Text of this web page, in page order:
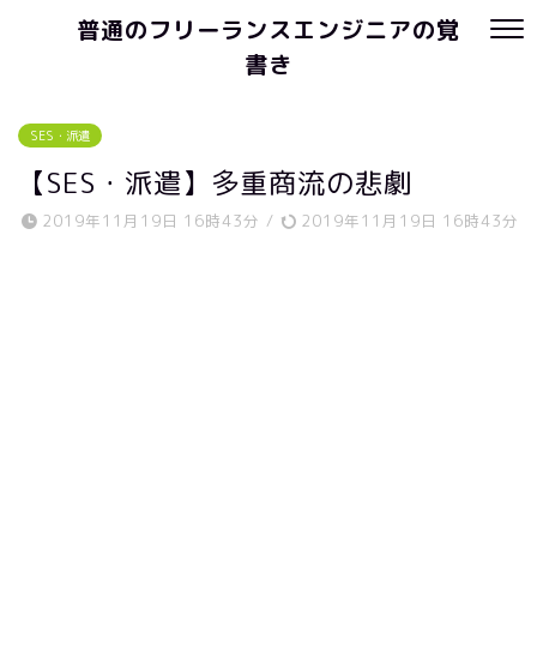
普通のフリーランスエンジニアの覚
書き
SES・派遣
【SES・派遣】多重商流の悲劇
2019年11月19日 16時43分 / 2019年11月19日 16時43分